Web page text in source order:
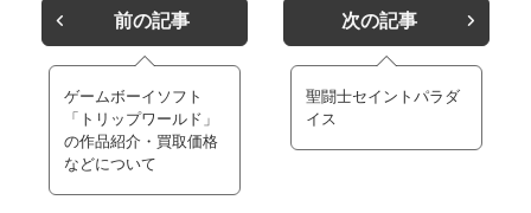
前の記事
ゲームボーイソフト
「トリップワールド」
の作品紹介・買取価格
などについて
次の記事
聖闘士セイントパラダ
イス